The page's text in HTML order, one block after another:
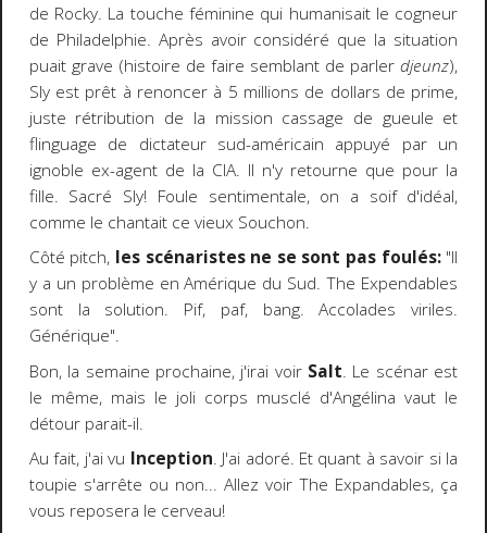
de Rocky. La touche féminine qui humanisait le cogneur
de Philadelphie. Après avoir considéré que la situation
puait grave (histoire de faire semblant de parlerdjeunz),
Sly est prêt à renoncer à 5 millions de dollars de prime,
juste rétribution de la mission cassage de gueule et
flinguage de dictateur sud-américain appuyé par un
ignoble ex-agent de la CIA. Il n'y retourne que pour la
fille. Sacré Sly! Foule sentimentale, on a soif d'idéal,
comme le chantait ce vieux Souchon.
Côté pitch, les scénaristes ne se sont pas foulés:"Il
y a un problème en Amérique du Sud. The Expendables
sont la solution. Pif, paf, bang. Accolades viriles.
Générique".
Bon, la semaine prochaine, j'irai voir Salt. Le scénar est
le même, mais le joli corps musclé d'Angélina vaut le
détour parait-il.
Au fait, j'ai vu Inception. J'ai adoré. Et quant à savoir si la
toupie s'arrête ou non... Allez voir The Expandables, ça
vous reposera le cerveau!